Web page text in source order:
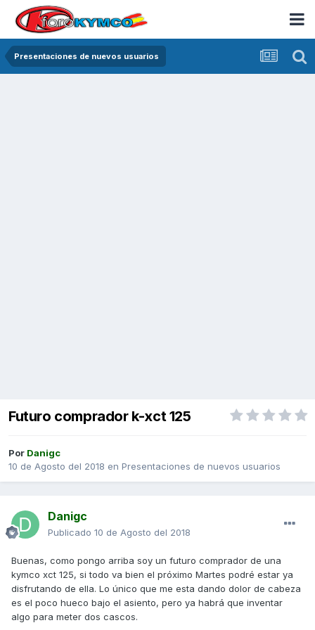
Presentaciones de nuevos usuarios
Futuro comprador k-xct 125
Por Danigc
10 de Agosto del 2018 en Presentaciones de nuevos usuarios
Danigc
Publicado 10 de Agosto del 2018
Buenas, como pongo arriba soy un futuro comprador de una
kymco xct 125, si todo va bien el próximo Martes podré estar ya
disfrutando de ella. Lo único que me esta dando dolor de cabeza
es el poco hueco bajo el asiento, pero ya habrá que inventar
algo para meter dos cascos.